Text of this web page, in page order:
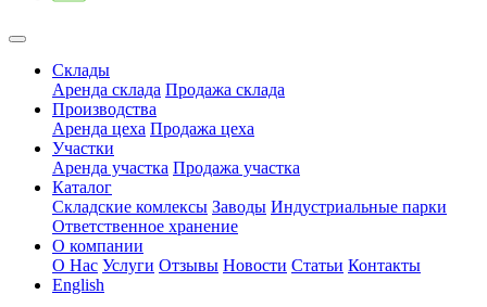
Склады
Аренда склада Продажа склада
Производства
Аренда цеха Продажа цеха
Участки
Аренда участка Продажа участка
Каталог
Складские комлексы Заводы Индустриальные парки
Ответственное хранение
О компании
О Нас Услуги Отзывы Новости Статьи Контакты
English